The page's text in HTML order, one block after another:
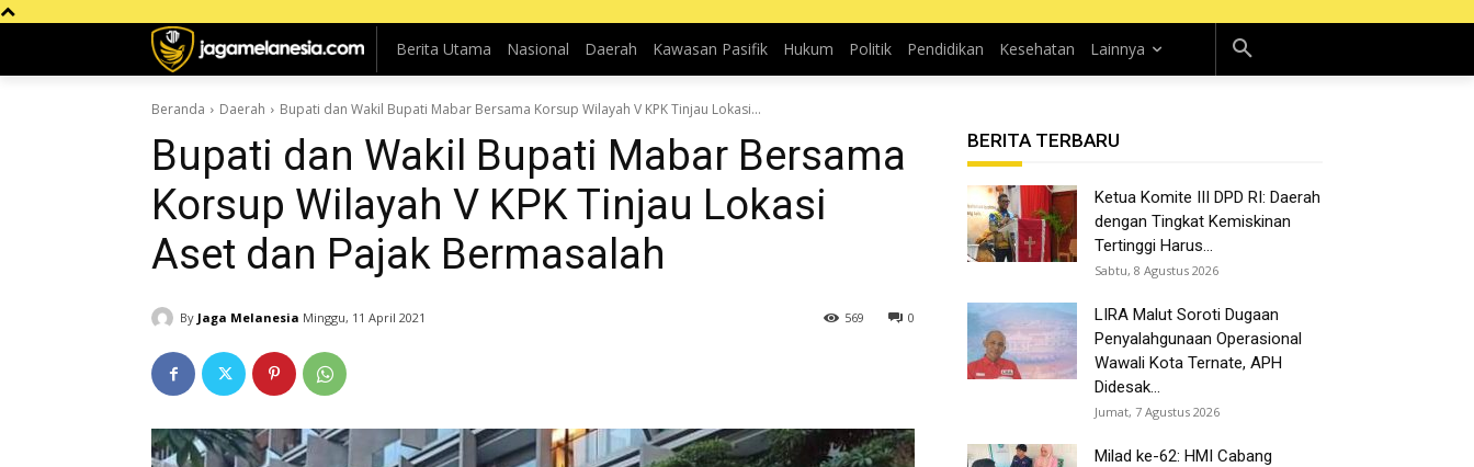
Berita Utama Nasional Daerah Kawasan Pasifik Hukum Politik Pendidikan Kesehatan Lainnya
Beranda Daerah Bupati dan Wakil Bupati Mabar Bersama Korsup Wilayah V KPK Tinjau Lokasi...
Bupati dan Wakil Bupati Mabar Bersama
Korsup Wilayah V KPK Tinjau Lokasi
Aset dan Pajak Bermasalah
By Jaga Melanesia Minggu, 11 April 2021 0
569
BERITA TERBARU
Ketua Komite III DPD RI: Daerah
dengan Tingkat Kemiskinan
Tertinggi Harus...
Sabtu, 8 Agustus 2026
LIRA Malut Soroti Dugaan
Penyalahgunaan Operasional
Wawali Kota Ternate, APH
Didesak...
Jumat, 7 Agustus 2026
Milad ke-62: HMI Cabang